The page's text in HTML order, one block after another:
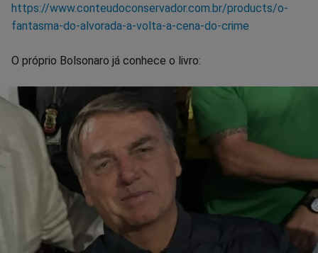
https://www.conteudoconservador.com.br/products/o-
fantasma-do-alvorada-a-volta-a-cena-do-crime
O próprio Bolsonaro já conhece o livro: